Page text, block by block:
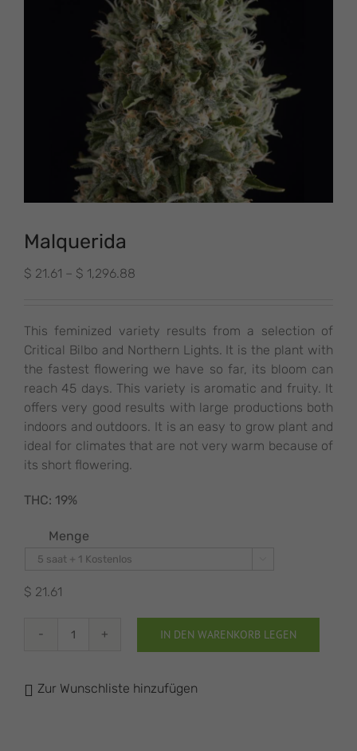
Malquerida
$ 21.61 – $ 1,296.88
$ 1,296.88
This feminized variety results from a selection of
Critical Bilbo and Northern Lights. It is the plant with
the fastest flowering we have so far, its bloom can
reach 45 days. This variety is aromatic and fruity. It
offers very good results with large productions both
indoors and outdoors. It is an easy to grow plant and
ideal for climates that are not very warm because of
its short flowering.
THC: 19%
Menge
$ 21.61
Malquerida
IN DEN WARENKORB LEGEN
Zur Wunschliste hinzufügen